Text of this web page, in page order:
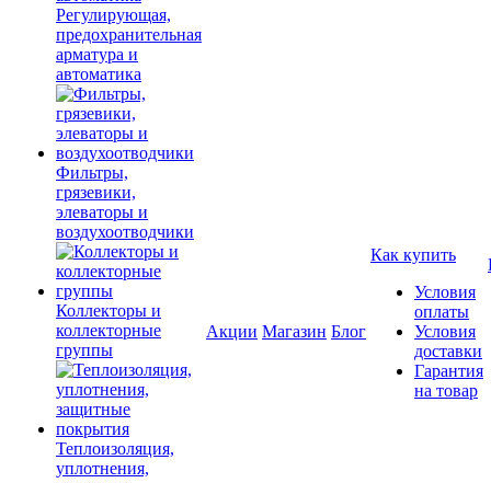
Регулирующая,
предохранительная
арматура и
автоматика
Фильтры,
грязевики,
элеваторы и
воздухоотводчики
Коллекторы и
коллекторные
группы
Теплоизоляция,
уплотнения,
Акции Магазин Блог
Как купить
Условия
оплаты
Условия
доставки
Гарантия
на товар